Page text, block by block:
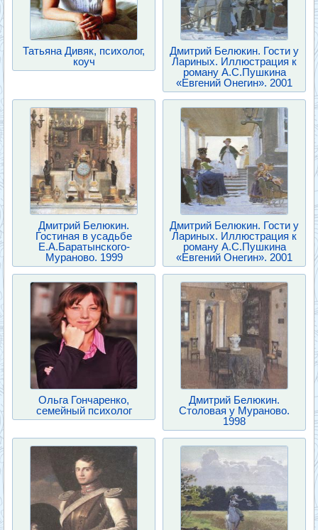
Татьяна Дивяк, психолог,
коуч
Дмитрий Белюкин. Гости у
Лариных. Иллюстрация к
роману А.С.Пушкина
«Евгений Онегин». 2001
Дмитрий Белюкин.
Гостиная в усадьбе
Е.А.Баратынского-
Мураново. 1999
Дмитрий Белюкин. Гости у
Лариных. Иллюстрация к
роману А.С.Пушкина
«Евгений Онегин». 2001
Ольга Гончаренко,
семейный психолог
Дмитрий Белюкин.
Столовая у Мураново.
1998